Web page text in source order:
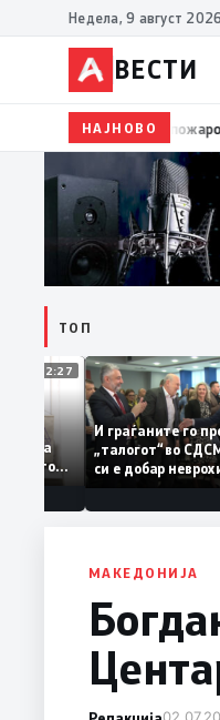
Недела, 9 август 2026
ВЕСТИ
НАЈНОВО 17:42
ТОП
12:27
За
треба
И граѓаните
„талогот“ во
си е добар
треба се
МАКЕДОНИЈА